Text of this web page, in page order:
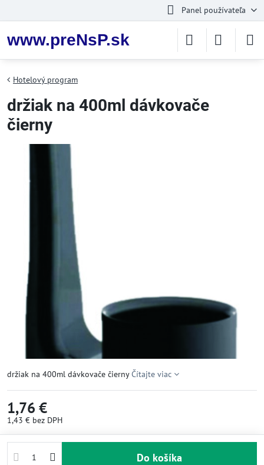
Panel používateľa
www.preNsP.sk
Hotelový program
držiak na 400ml dávkovače
čierny
držiak na 400ml dávkovače čiernyČítajte viac
1,76 €
1,43 € bez DPH
Do košíka